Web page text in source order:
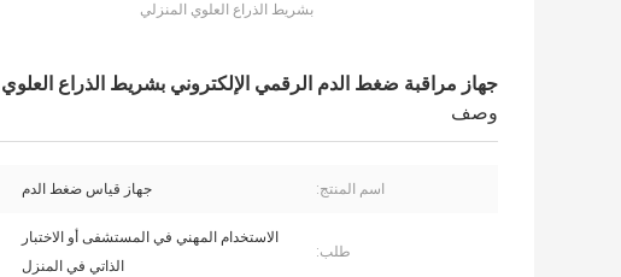
بشريط الذراع العلوي المنزلي
جهاز مراقبة ضغط الدم الرقمي الإلكتروني بشريط الذراع العلوي
وصف
اسم المنتج: جهاز قياس ضغط الدم
طلب:
الاستخدام المهني في المستشفى أو الاختبار
الذاتي في المنزل